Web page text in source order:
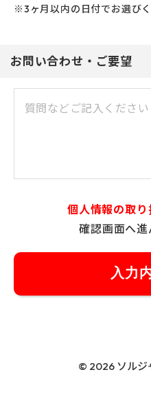
※3ヶ月以内の日付でお選びく
お問い合わせ・ご要望
個人情報の取り
確認画面へ進
© 2026 ソルジ